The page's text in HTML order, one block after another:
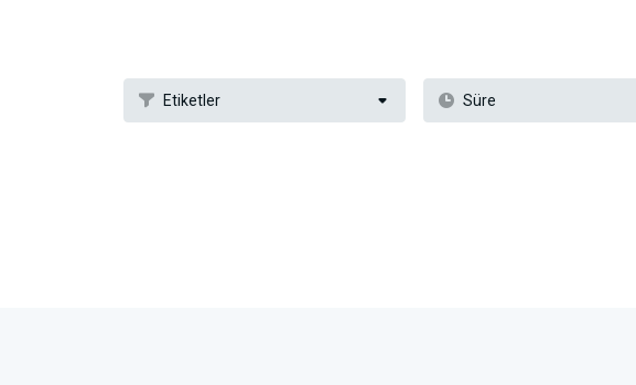
Etiketler Süre